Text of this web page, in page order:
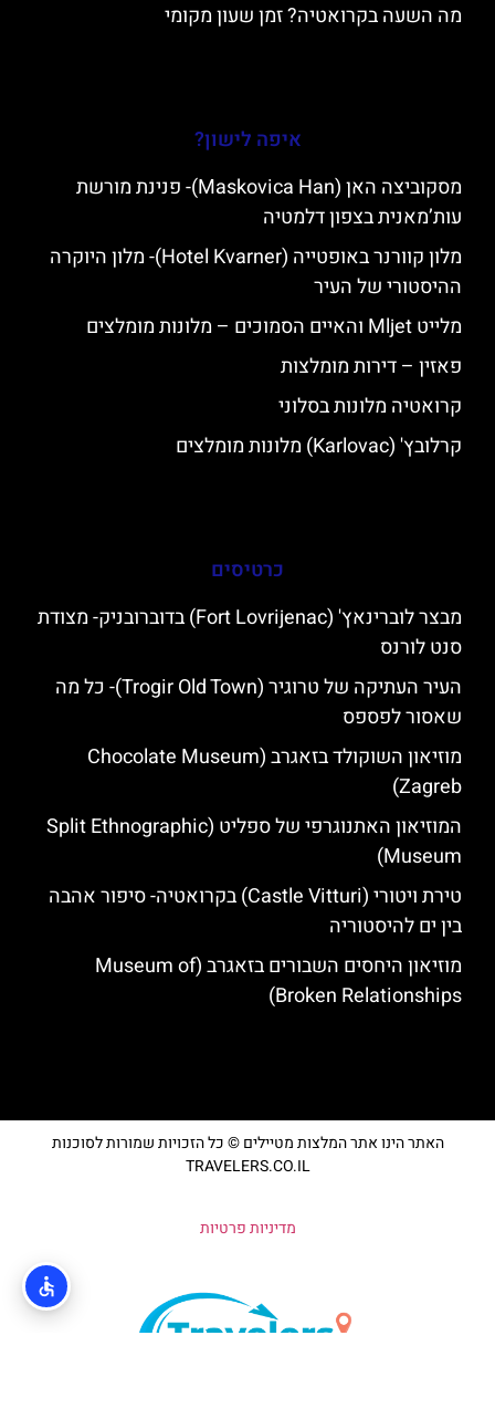
מה השעה בקרואטיה? זמן שעון מקומי
איפה לישון?
מסקוביצה האן (Maskovica Han)- פנינת מורשת
עות’מאנית בצפון דלמטיה
מלון קוורנר באופטייה (Hotel Kvarner)- מלון היוקרה
ההיסטורי של העיר
מלייט Mljet והאיים הסמוכים – מלונות מומלצים
פאזין – דירות מומלצות
קרואטיה מלונות בסלוני
קרלובץ' (Karlovac) מלונות מומלצים
כרטיסים
מבצר לוברינאץ' (Fort Lovrijenac) בדוברובניק- מצודת
סנט לורנס
העיר העתיקה של טרוגיר (Trogir Old Town)- כל מה
שאסור לפספס
מוזיאון השוקולד בזאגרב (Chocolate Museum
Zagreb)
המוזיאון האתנוגרפי של ספליט (Split Ethnographic
Museum)
טירת ויטורי (Castle Vitturi) בקרואטיה- סיפור אהבה
בין ים להיסטוריה
מוזיאון היחסים השבורים בזאגרב (Museum of
Broken Relationships)
האתר הינו אתר המלצות מטיילים © כל הזכויות שמורות לסוכנות
TRAVELERS.CO.IL
מדיניות פרטיות